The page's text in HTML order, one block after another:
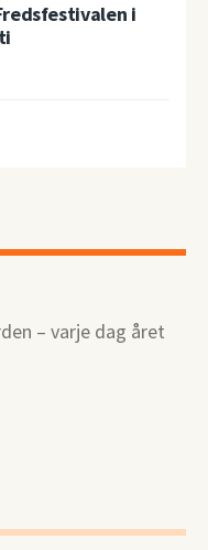
i
– varje dag året